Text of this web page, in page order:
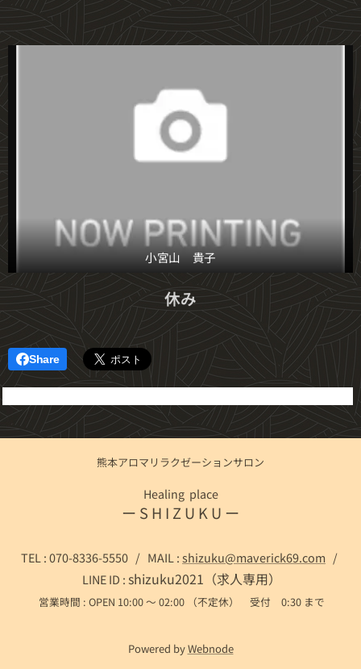
小宮山 貴子
休み
Share
熊本アロマリラクゼーションサロン
Healing place
ー S H I Z U K U ー
TEL : 070-8336-5550 / MAIL :shizuku@maverick69.com /
LINE ID :shizuku2021（求人専用）
営業時間 : OPEN 10:00 ～ 02:00 （不定休） 受付 0:30 まで
Powered byWebnode